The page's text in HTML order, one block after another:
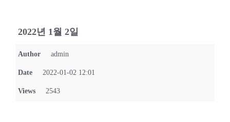
2022년 1월 2일
Author admin
Date 2022-01-02 12:01
Views 2543